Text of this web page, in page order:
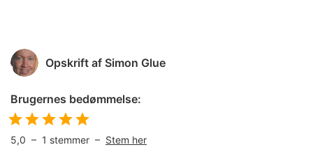
Opskrift af Simon Glue
Brugernes bedømmelse:
5,0 – 1 stemmer – Stem her